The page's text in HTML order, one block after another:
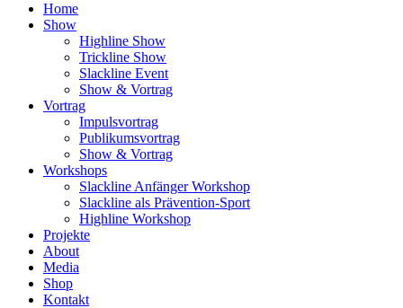
Home
Show
Highline Show
Trickline Show
Slackline Event
Show & Vortrag
Vortrag
Impulsvortrag
Publikumsvortrag
Show & Vortrag
Workshops
Slackline Anfänger Workshop
Slackline als Prävention-Sport
Highline Workshop
Projekte
About
Media
Shop
Kontakt